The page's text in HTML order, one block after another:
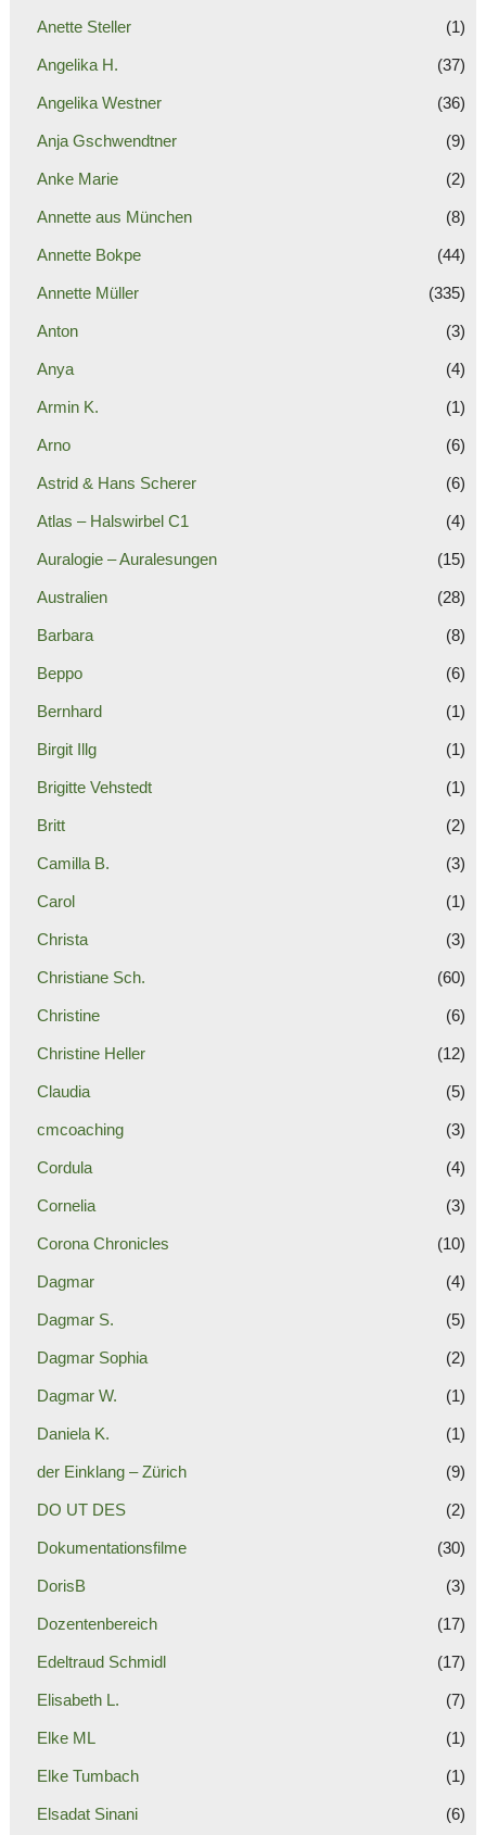
Anette Steller (1)
Angelika H. (37)
Angelika Westner (36)
Anja Gschwendtner (9)
Anke Marie (2)
Annette aus München (8)
Annette Bokpe (44)
Annette Müller (335)
Anton (3)
Anya (4)
Armin K. (1)
Arno (6)
Astrid & Hans Scherer (6)
Atlas – Halswirbel C1 (4)
Auralogie – Auralesungen (15)
Australien (28)
Barbara (8)
Beppo (6)
Bernhard (1)
Birgit Illg (1)
Brigitte Vehstedt (1)
Britt (2)
Camilla B. (3)
Carol (1)
Christa (3)
Christiane Sch. (60)
Christine (6)
Christine Heller (12)
Claudia (5)
cmcoaching (3)
Cordula (4)
Cornelia (3)
Corona Chronicles (10)
Dagmar (4)
Dagmar S. (5)
Dagmar Sophia (2)
Dagmar W. (1)
Daniela K. (1)
der Einklang – Zürich (9)
DO UT DES (2)
Dokumentationsfilme (30)
DorisB (3)
Dozentenbereich (17)
Edeltraud Schmidl (17)
Elisabeth L. (7)
Elke ML (1)
Elke Tumbach (1)
Elsadat Sinani (6)